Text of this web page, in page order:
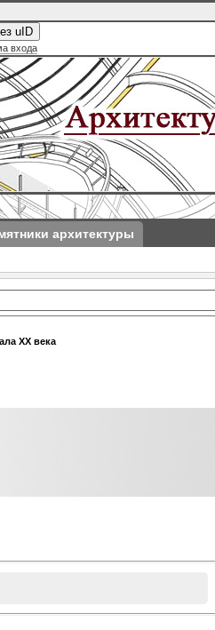
uID
входа
архитектуры
XX века